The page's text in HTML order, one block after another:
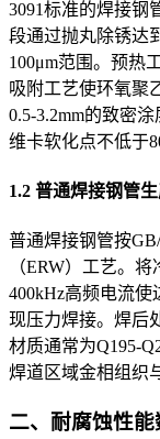
3091标准的焊接钢
段通过抛丸除锈达
100μm范围。预热
吸附工艺使环氧聚
0.5-3.2mm的致密
维卡软化点不低于
1.2 普通焊接钢管
普通焊接钢管按
（ERW）工艺。
400kHz高频电流
现压力焊接。焊后
材质通常为Q195-
焊道区域金相组织
二、耐腐蚀性